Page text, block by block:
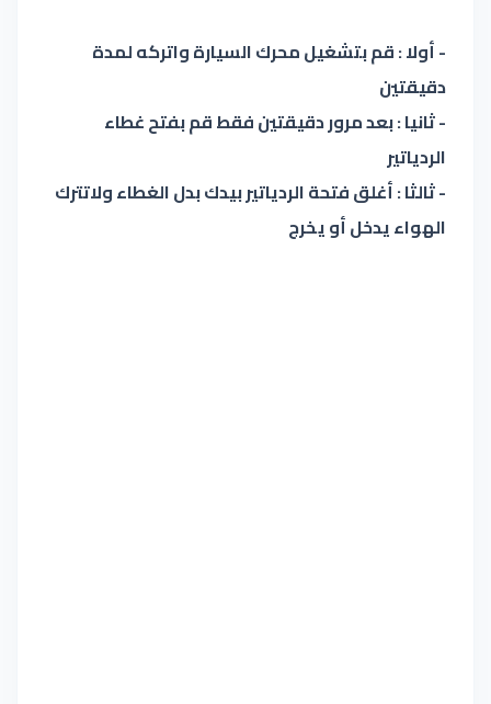
- أولا : قم بتشغيل محرك السيارة واتركه لمدة
دقيقتين
- ثانيا : بعد مرور دقيقتين فقط قم بفتح غطاء
الردياتير
- ثالثا : أغلق فتحة الردياتير بيدك بدل الغطاء ولاتترك
الهواء يدخل أو يخرج